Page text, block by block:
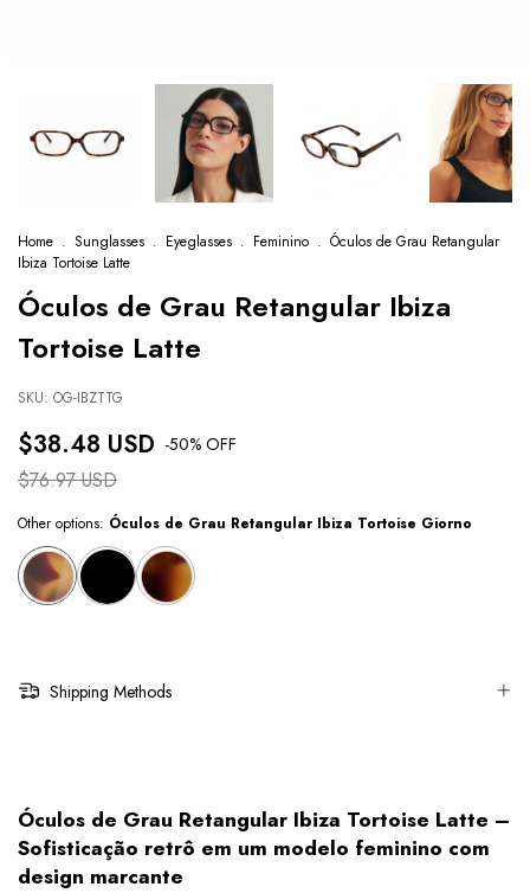
Home . Sunglasses . Eyeglasses . Feminino . Óculos de Grau Retangular
Ibiza Tortoise Latte
Óculos de Grau Retangular Ibiza
Tortoise Latte
SKU: OG-IBZTTG
$38.48 USD -50% OFF
$76.97 USD
Other options: Óculos de Grau Retangular Ibiza Tortoise Giorno
Shipping Methods
Óculos de Grau Retangular Ibiza Tortoise Latte –
Sofisticação retrô em um modelo feminino com
design marcante